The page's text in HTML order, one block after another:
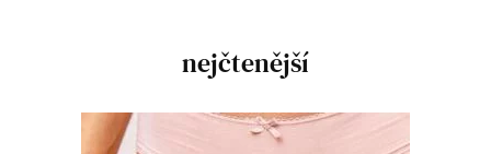
nejčtenější